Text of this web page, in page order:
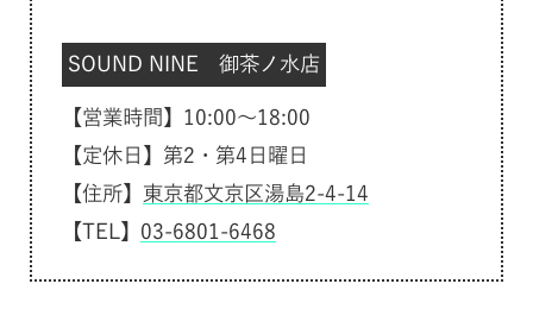
SOUND NINE 御茶ノ水店
【営業時間】10:00～18:00
【定休日】第2・第4日曜日
【住所】 東京都文京区湯島2-4-14
【TEL】 03-6801-6468